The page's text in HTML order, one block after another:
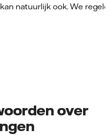
natuurlijk ook. We
over